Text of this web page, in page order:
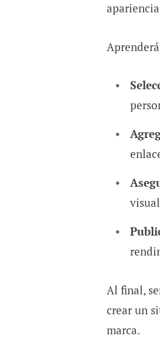
Al final,
crear un
marca.